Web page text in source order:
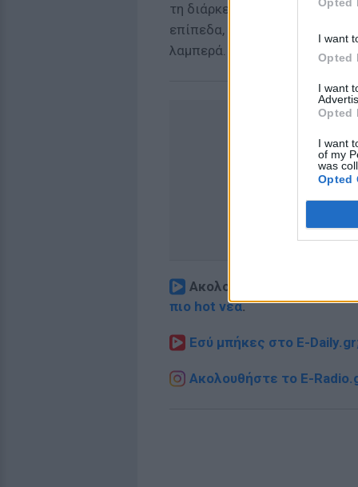
I want
Opted
I want
Opted
I want
of my
was
Opted
τη διάρκεια της
επίπεδα, το δέρμα των εγκύων
λαμπερά.
Ακολουθήστε το E-
πιο hot νέα.
Εσύ μπήκες στο E-
Ακολουθήστε το E-